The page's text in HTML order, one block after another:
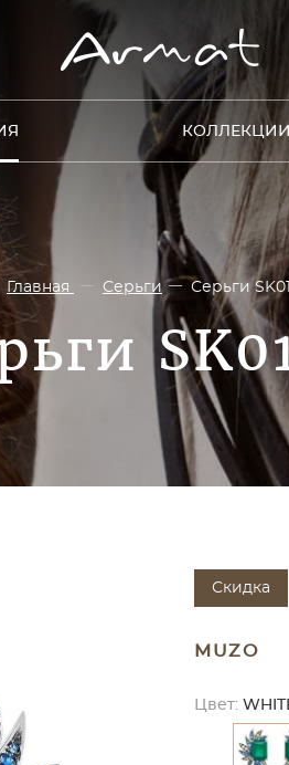
КОЛЛЕКЦИИ
Главная Серьги Серьги
Скидка
MUZO
Цвет: